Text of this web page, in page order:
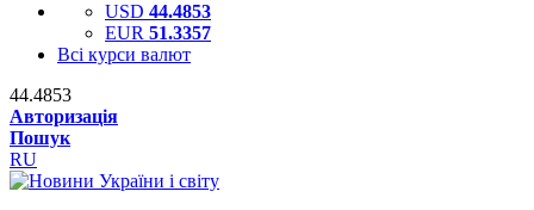
USD 44.4853
EUR 51.3357
Всі курси валют
44.4853
Авторизація
Пошук
RU